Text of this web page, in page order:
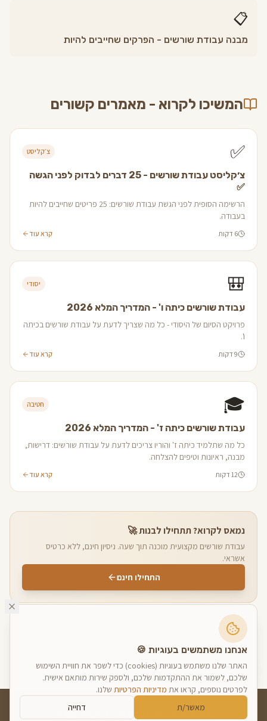
אנחנו משתמשים בעוגיות 🍪
האתר שלנו משתמש בעוגיות (cookies) כדי לשפר את חוויית השימוש
שלכם, לשמור את ההתקדמות שלכם, ולספק שירות מותאם אישית.
לפרטים נוספים, קראו את מדיניות הפרטיות שלנו.
מאשר/ת
דחייה
📋
מבנה עבודת שורשים - הפרקים שחייבים להיות
המשיכו לקרוא - מאמרים קשורים
✅ צ׳קליסט
צ׳קליסט עבודת שורשים - 25 דברים לבדוק לפני הגשה
✅
הרשימה הסופית לפני הגשת עבודת שורשים: 25 פריטים שחייבים להיות
בעבודה.
6 דקות קרא עוד
🎒 יסודי
עבודת שורשים כיתה ו' - המדריך המלא 2026
פרויקט הסיום של היסודי - כל מה שצריך לדעת על עבודת שורשים בכיתה
ו'.
9 דקות קרא עוד
🎓 חטיבה
עבודת שורשים כיתה ז' - המדריך המלא 2026
כל מה שתלמיד כיתה ז' והוריו צריכים לדעת על עבודת שורשים: דרישות,
מבנה, ראיונות וטיפים להצלחה.
12 דקות קרא עוד
נמאס לקרוא? תתחילו לבנות 🚀
עבודת שורשים מקצועית מוכנה תוך שעה. ניסיון חינם, ללא כרטיס
אשראי.
התחילו חינם
2026 עבודת שורשים בקליק - כל הזכויות שמורות